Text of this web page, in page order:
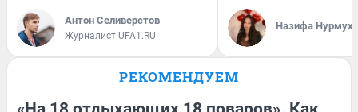
Антон Селиверстов
Журналист UFA1.RU
Назифа
РЕКОМЕНДУЕМ